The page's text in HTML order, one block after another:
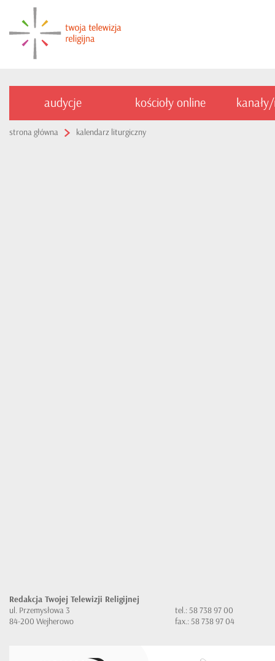
audycje kościoły online
strona główna kalendarz liturgiczny
Redakcja Twojej Telewizji Religijnej
ul. Przemysłowa 3
84-200 Wejherowo
tel.: 58 738 97 00
fax.: 58 738 97 04